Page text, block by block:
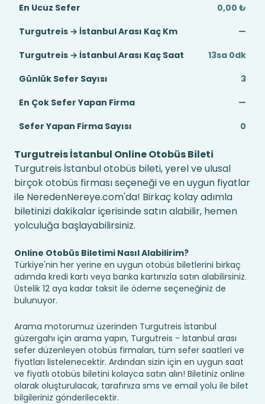
En Ucuz Sefer
0,00 ₺
Turgutreis → İstanbul Arası Kaç Km
—
Turgutreis → İstanbul Arası Kaç Saat
13sa 0dk
Günlük Sefer Sayısı
3
En Çok Sefer Yapan Firma
—
Sefer Yapan Firma Sayısı
0
Turgutreis İstanbul Online Otobüs Bileti
Turgutreis İstanbul otobüs bileti, yerel ve ulusal
birçok otobüs firması seçeneği ve en uygun fiyatlar
ile NeredenNereye.com'da! Birkaç kolay adımla
biletinizi dakikalar içerisinde satın alabilir, hemen
yolculuğa başlayabilirsiniz.
Online Otobüs Biletimi Nasıl Alabilirim?
Türkiye'nin her yerine en uygun otobüs biletlerini birkaç
adımda kredi kartı veya banka kartınızla satın alabilirsiniz.
Üstelik 12 aya kadar taksit ile ödeme seçeneğiniz de
bulunuyor.
Arama motorumuz üzerinden Turgutreis İstanbul
güzergahı için arama yapın, Turgutreis - İstanbul arası
sefer düzenleyen otobüs firmaları, tüm sefer saatleri ve
fiyatları listelenecektir. Ardından sizin için en uygun saat
ve fiyatlı otobüs biletini kolayca satın alın! Biletiniz online
olarak oluşturulacak, tarafınıza sms ve email yolu ile bilet
bilgileriniz gönderilecektir.